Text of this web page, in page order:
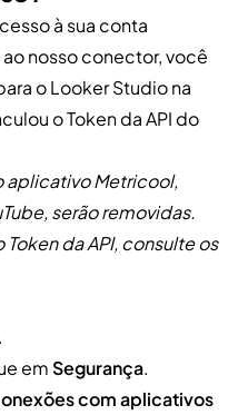
à sua conta
nosso conector, você
o Looker Studio na
o Token da API do
aplicativo Metricool,
serão removidas.
da API, consulte os
.
em Segurança.
com aplicativos